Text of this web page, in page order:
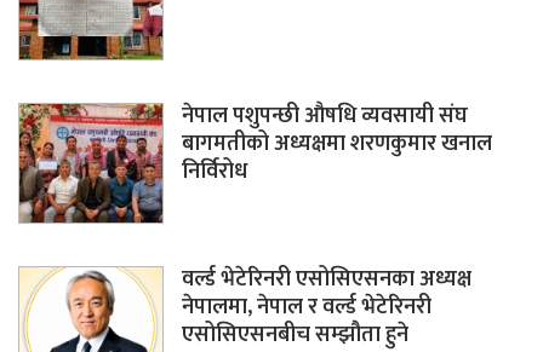
नेपाल पशुपन्छी औषधि व्यवसायी संघ
बागमतीको अध्यक्षमा शरणकुमार खनाल
निर्विरोध
वर्ल्ड भेटेरिनरी एसोसिएसनका अध्यक्ष
नेपालमा, नेपाल र वर्ल्ड भेटेरिनरी
एसोसिएसनबीच सम्झौता हुने